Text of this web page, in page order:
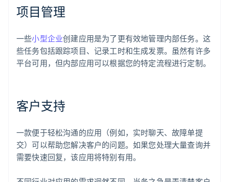
项目管理
一些小型企业创建应用是为了更有效地管理内部任务。这
些任务包括跟踪项目、记录工时和生成发票。虽然有许多
平台可用，但内部应用可以根据您的特定流程进行定制。
客户支持
一款便于轻松沟通的应用（例如，实时聊天、故障单提
交）可以帮助您解决客户的问题。如果您处理大量查询并
需要快速回复，该应用将特别有用。